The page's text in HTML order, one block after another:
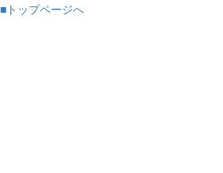
■トップページへ